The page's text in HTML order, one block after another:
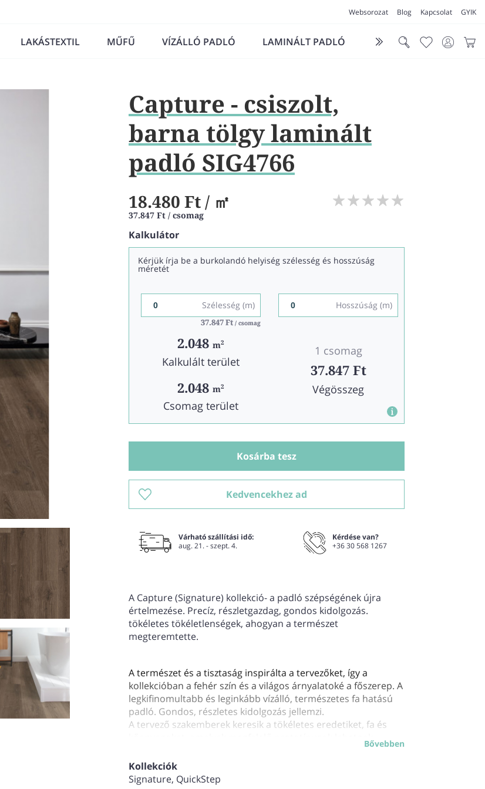
Websorozat Blog Kapcsolat GYIK
LAKÁSTEXTIL MŰFŰ VÍZÁLLÓ PADLÓ LAMINÁLT PADLÓ FUTÓSZŐNYEG
Capture - csiszolt,
barna tölgy laminált
padló SIG4766
18.480 Ft / ㎡
37.847 Ft / csomag
Kalkulátor
Kérjük írja be a burkolandó helyiség szélesség és hosszúság
méretét
Szélesség (m)
37.847 Ft / csomag
2.048 m2
Kalkulált terület
37.847 Ft / csomag
2.048 m2
Csomag terület
Hosszúság (m)
1 csomag
37.847 Ft
Végösszeg
Kosárba tesz
Kedvencekhez ad
Várható szállítási idő:
aug. 21. - szept. 4.
Kérdése van?
+36 30 568 1267
A Capture (Signature) kollekció- a padló szépségének újra
értelmezése. Precíz, részletgazdag, gondos kidolgozás.
tökéletes tökéletlenségek, ahogyan a természet
megteremtette.
A természet és a tisztaság inspirálta a tervezőket, így a
kollekcióban a fehér szín és a világos árnyalatoké a főszerep. A
legkifinomultabb és leginkább vízálló, természetes fa hatású
padló. Gondos, részletes kidolgozás jellemzi.
A tervező szakemberek keresik a tökéletes eredetiket, fa és
kőanyagokat, amelyek megfelelő prototípusok lehetnek.
lap/2,048 m2/csomag
+ 25 év garancia
Bővebben
Kollekciók
Signature, QuickStep